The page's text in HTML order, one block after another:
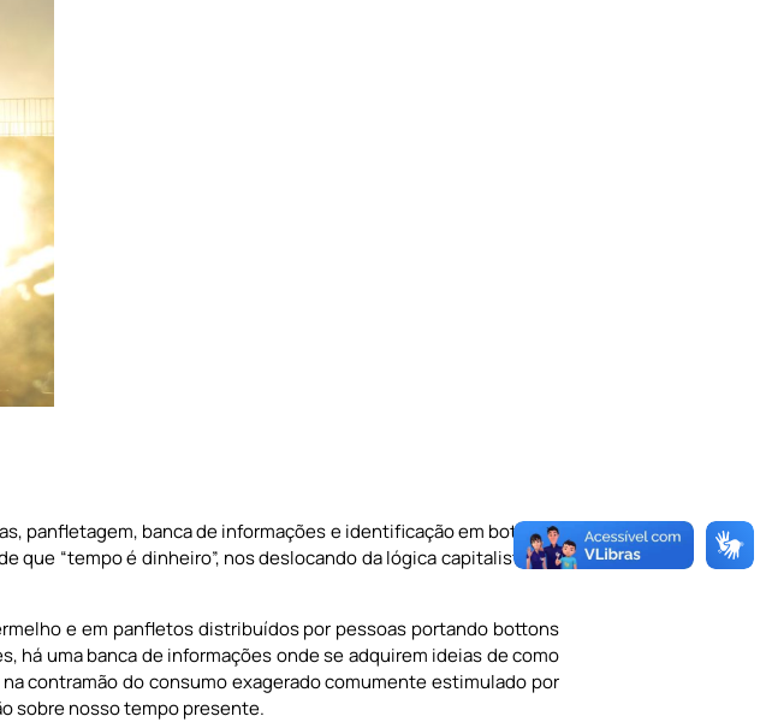
panfletagem, banca de informações e identificação em bottons.
que “tempo é dinheiro”, nos deslocando da lógica capitalista em
e em panfletos distribuídos por pessoas portando bottons
há uma banca de informações onde se adquirem ideias de como
contramão do consumo exagerado comumente estimulado por
sobre nosso tempo presente.